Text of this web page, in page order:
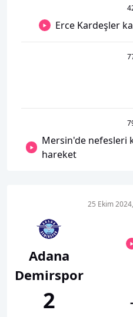
Erce Kardeşler
Mersin'de nefesleri
hareket
Adana
Demirspor
2
25 Ekim
-